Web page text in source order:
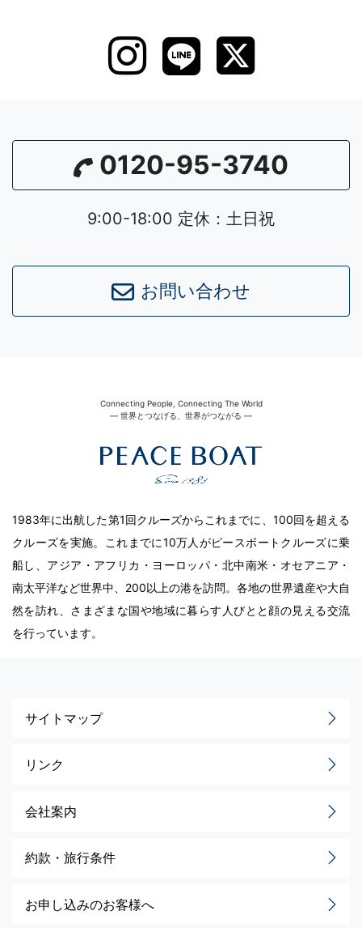
0120-95-3740
9:00-18:00 定休：土日祝
お問い合わせ
Connecting People, Connecting The World
― 世界とつなげる、世界がつながる ―
1983年に出航した第1回クルーズからこれまでに、100回を超える
クルーズを実施。これまでに10万人がピースボートクルーズに乗
船し、アジア・アフリカ・ヨーロッパ・北中南米・オセアニア・
南太平洋など世界中、200以上の港を訪問。各地の世界遺産や大自
然を訪れ、さまざまな国や地域に暮らす人びとと顔の見える交流
を行っています。
サイトマップ
リンク
会社案内
約款・旅行条件
お申し込みのお客様へ